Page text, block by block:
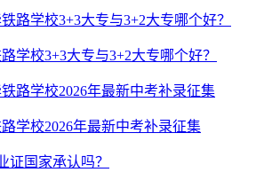
学校3+3大专与3+2大专哪个好？
学校2026年最新中考补录征集